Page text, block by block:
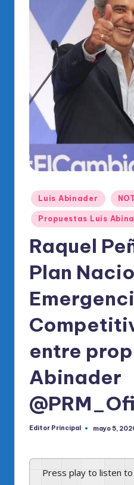
di
fi
d
M
Publicado
en
Luis Abinader
Propuestas Luis
Raquel
Plan
entre
Abinader
Publicado
Editor Principal mayo 5,
Press play to listen